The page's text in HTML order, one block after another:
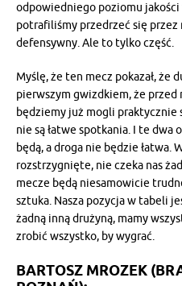
odpowiedniego poziomu jakości
potrafiliśmy przedrzeć się
defensywny. Ale to tylko część.
Myślę, że ten mecz pokazał, że
pierwszym gwizdkiem, że przed
będziemy już mogli praktycznie
nie są łatwe spotkania. I te
będą, a droga nie będzie łatwa.
rozstrzygnięte, nie czeka nas
mecze będą niesamowicie
sztuka. Nasza pozycja w tabeli
żadną inną drużyną, mamy
zrobić wszystko, by wygrać.
BARTOSZ MROZEK